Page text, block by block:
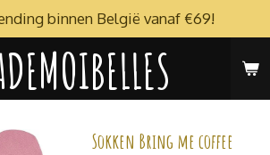
binnen België vanaf €69!
Sokken Bring me coffee